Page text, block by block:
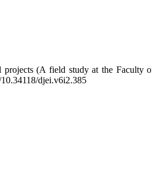
(A field study at the Faculty
djei.v6i2.385